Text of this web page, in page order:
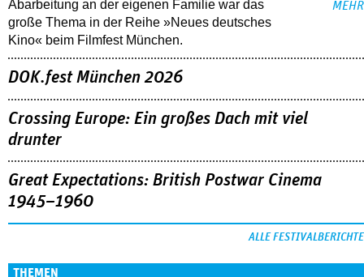
Abarbeitung an der eigenen Familie war das
große Thema in der Reihe »Neues deutsches
Kino« beim Filmfest München.
MEHR
DOK.fest München 2026
Crossing Europe: Ein großes Dach mit viel
drunter
Great Expectations: British Postwar Cinema
1945–1960
ALLE FESTIVALBERICHTE
THEMEN